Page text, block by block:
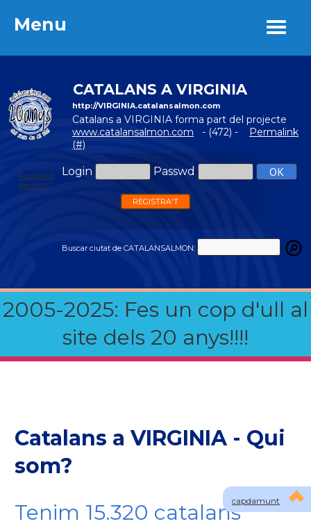
Menu
CATALANS A VIRGINIA
http://VIRGINIA.catalansalmon.com
Catalans a VIRGINIA forma part del projecte
www.catalansalmon.com - (472) - Permalink
(#)
Login Passwd
Password
perdut?
REGISTRA'T
Buscar ciutat de CATALANSALMON:
2005-2025: Fes un cop d'ull al
site dels 20 anys!!!!
Menu
capdamunt
Catalans a VIRGINIA - Qui
som?
Tenim 15.320 catalans